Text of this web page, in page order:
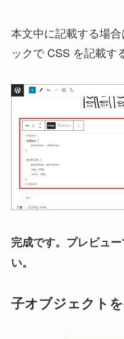
本文中に記載する場
ックで CSS を記載す
完成です。プレビュ
い。
子オブジェクト